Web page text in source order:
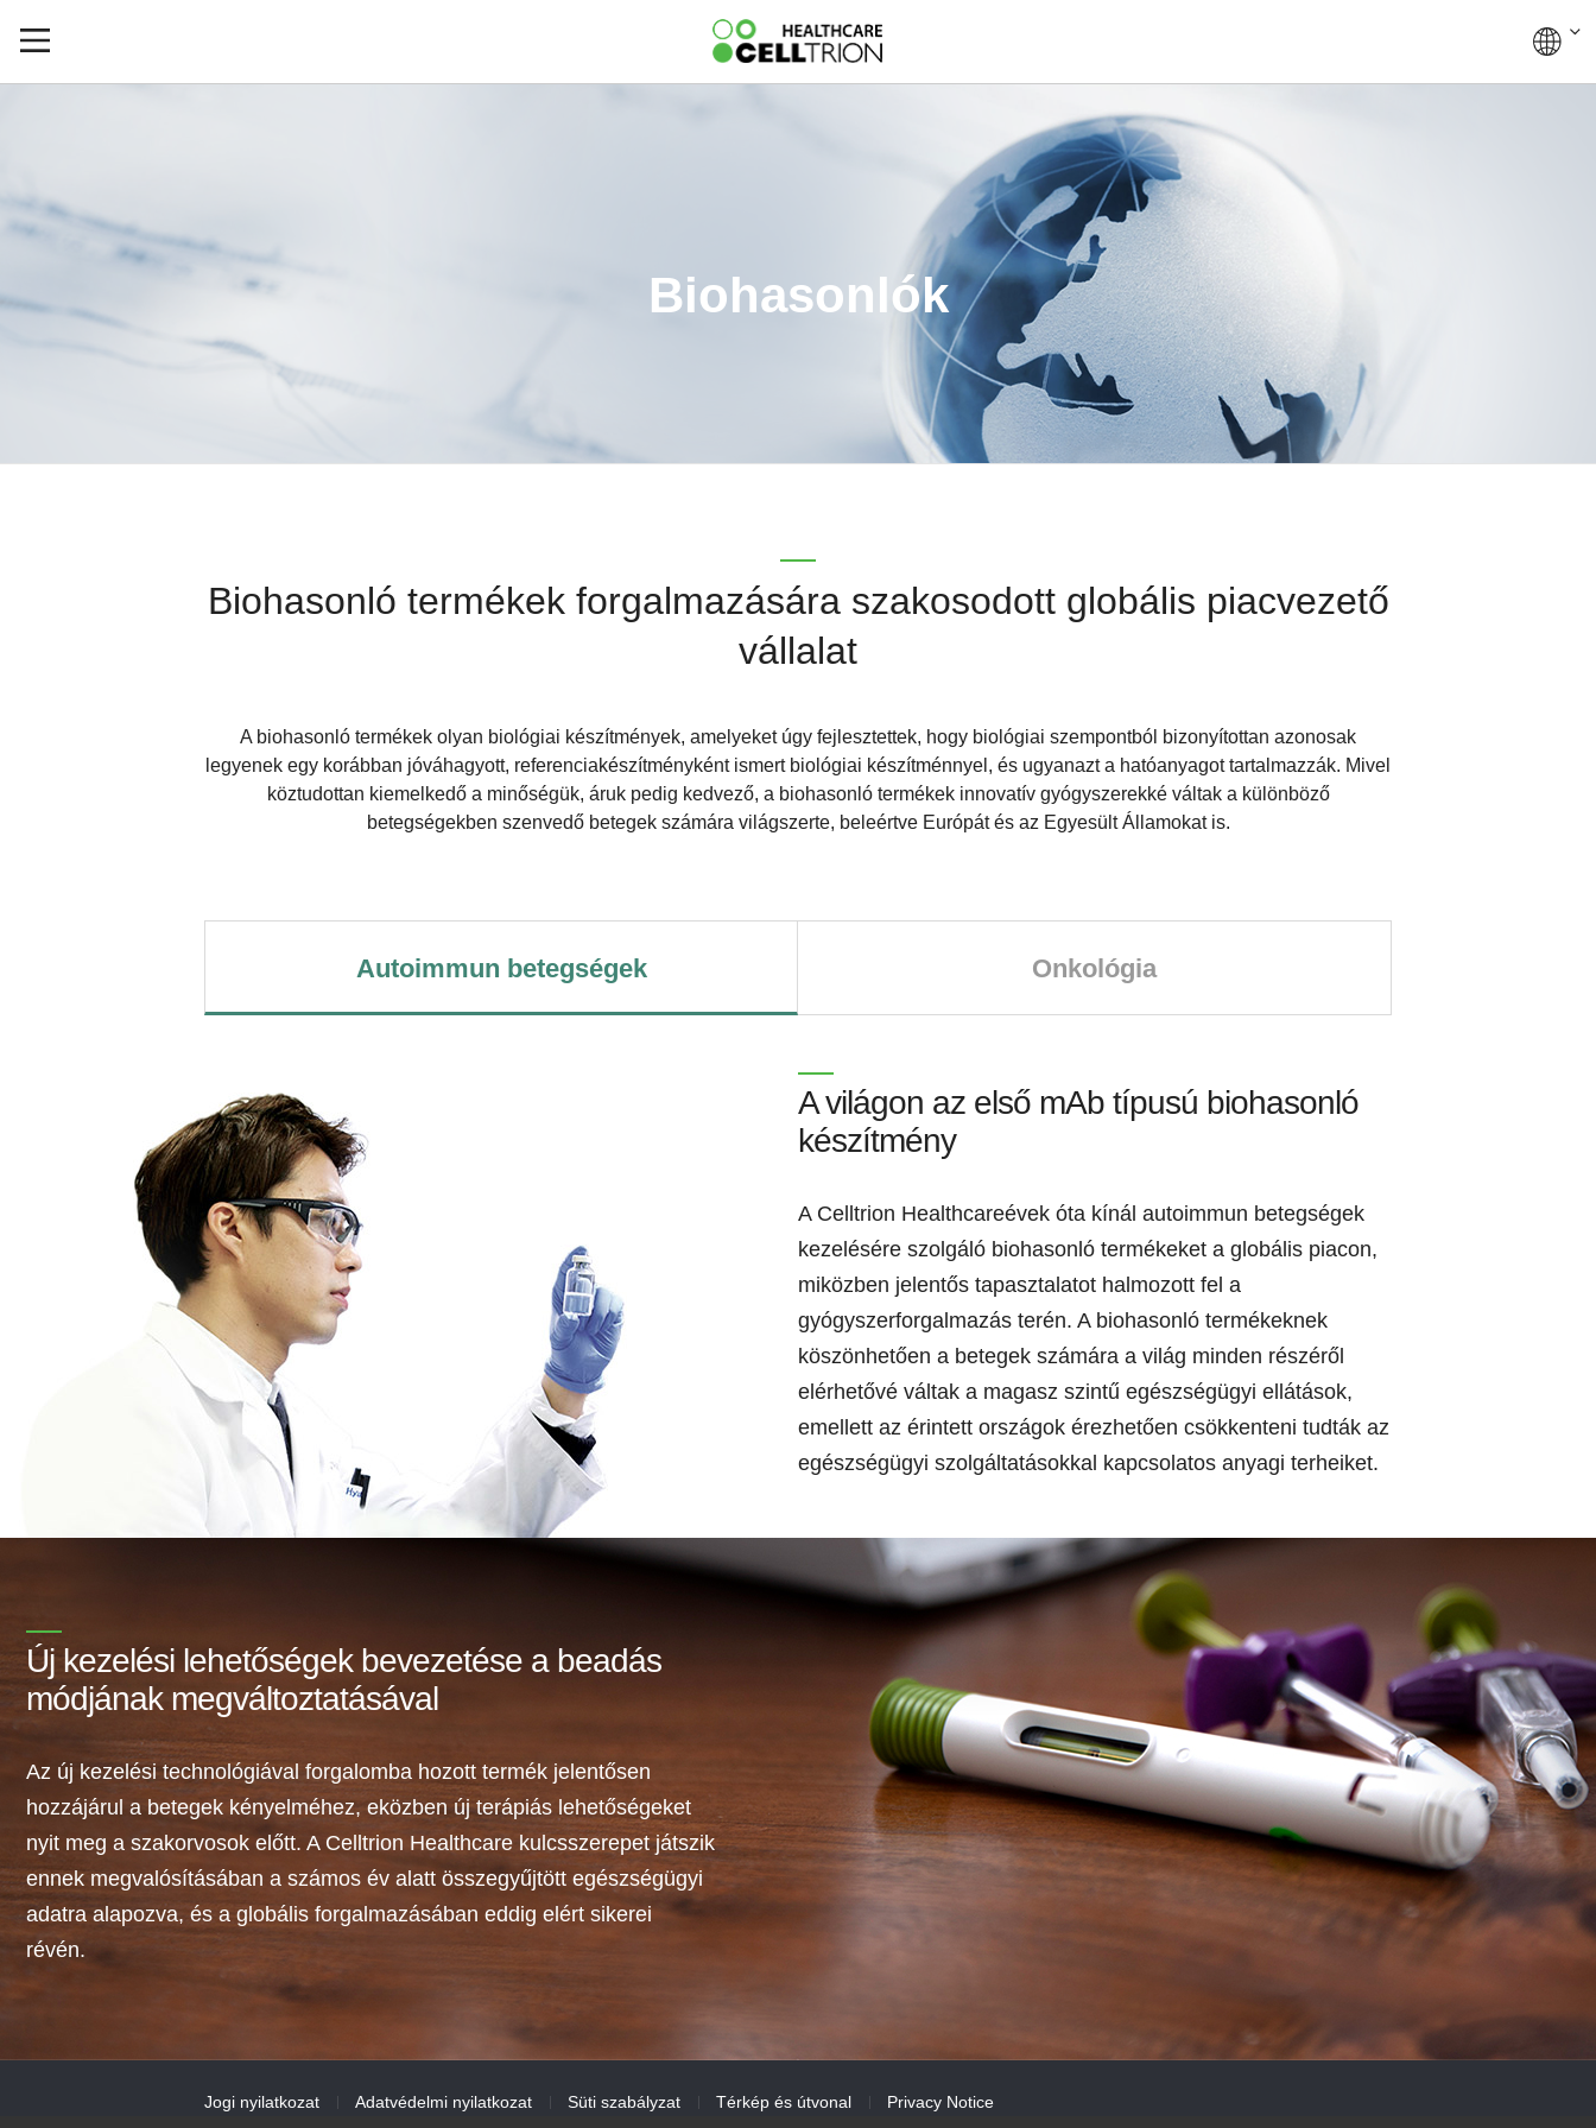
Biohasonlók
Biohasonló termékek forgalmazására szakosodott globális piacvezető
vállalat
A biohasonló termékek olyan biológiai készítmények, amelyeket úgy fejlesztettek, hogy biológiai szempontból bizonyítottan azonosak
legyenek egy korábban jóváhagyott, referenciakészítményként ismert biológiai készítménnyel, és ugyanazt a hatóanyagot tartalmazzák. Mivel
köztudottan kiemelkedő a minőségük, áruk pedig kedvező, a biohasonló termékek innovatív gyógyszerekké váltak a különböző
betegségekben szenvedő betegek számára világszerte, beleértve Európát és az Egyesült Államokat is.
Autoimmun betegségek Onkológia
A világon az első mAb típusú biohasonló
készítmény
A Celltrion Healthcareévek óta kínál autoimmun betegségek
kezelésére szolgáló biohasonló termékeket a globális piacon,
miközben jelentős tapasztalatot halmozott fel a
gyógyszerforgalmazás terén. A biohasonló termékeknek
köszönhetően a betegek számára a világ minden részéről
elérhetővé váltak a magasz szintű egészségügyi ellátások,
emellett az érintett országok érezhetően csökkenteni tudták az
egészségügyi szolgáltatásokkal kapcsolatos anyagi terheiket.
Új kezelési lehetőségek bevezetése a beadás
módjának megváltoztatásával
Az új kezelési technológiával forgalomba hozott termék jelentősen
hozzájárul a betegek kényelméhez, eközben új terápiás lehetőségeket
nyit meg a szakorvosok előtt. A Celltrion Healthcare kulcsszerepet játszik
ennek megvalósításában a számos év alatt összegyűjtött egészségügyi
adatra alapozva, és a globális forgalmazásában eddig elért sikerei
révén.
Jogi nyilatkozat Adatvédelmi nyilatkozat Süti szabályzat Térkép és útvonal Privacy Notice